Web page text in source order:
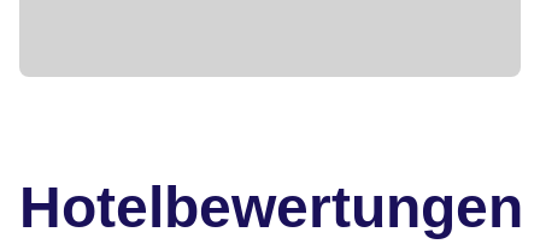
Hotelbewertungen